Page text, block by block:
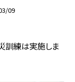
09
訓練は実施しま